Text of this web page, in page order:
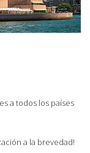
a todos los países
a la brevedad!